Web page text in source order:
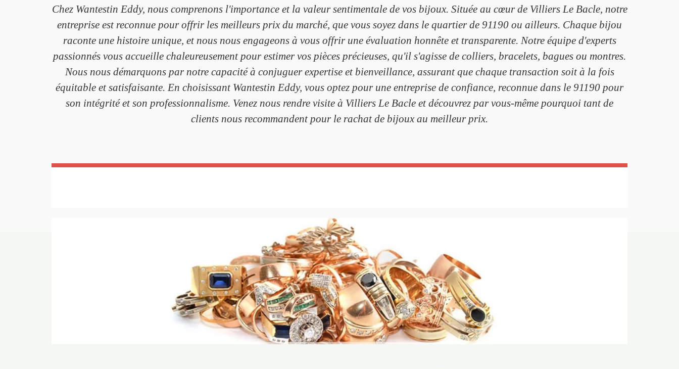
Chez Wantestin Eddy, nous comprenons l'importance et la valeur sentimentale de vos bijoux. Située au cœur de Villiers Le Bacle, notre
entreprise est reconnue pour offrir les meilleurs prix du marché, que vous soyez dans le quartier de 91190 ou ailleurs. Chaque bijou
raconte une histoire unique, et nous nous engageons à vous offrir une évaluation honnête et transparente. Notre équipe d'experts
passionnés vous accueille chaleureusement pour estimer vos pièces précieuses, qu'il s'agisse de colliers, bracelets, bagues ou montres.
Nous nous démarquons par notre capacité à conjuguer expertise et bienveillance, assurant que chaque transaction soit à la fois
équitable et satisfaisante. En choisissant Wantestin Eddy, vous optez pour une entreprise de confiance, reconnue dans le 91190 pour
son intégrité et son professionnalisme. Venez nous rendre visite à Villiers Le Bacle et découvrez par vous-même pourquoi tant de
clients nous recommandent pour le rachat de bijoux au meilleur prix.